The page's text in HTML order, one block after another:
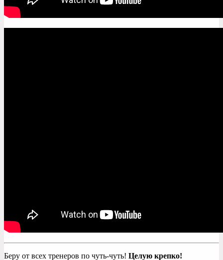
Беру от всех тренеров по чуть-чуть! Целую крепко!